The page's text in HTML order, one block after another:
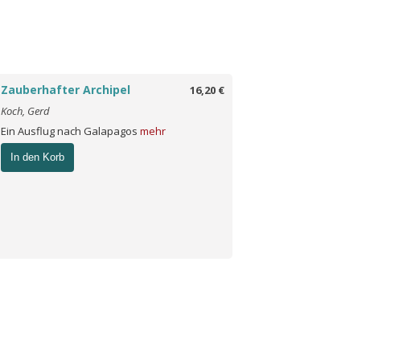
16,20 €
Zauberhafter Archipel
Koch, Gerd
Ein Ausflug nach Galapagos mehr
In den Korb